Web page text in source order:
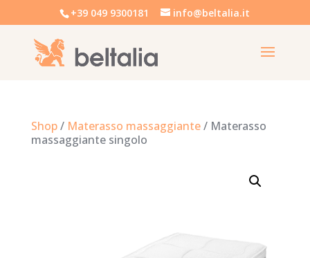
+39 049 9300181 info@beltalia.it
Shop/ Materasso massaggiante/ Materasso
massaggiante singolo